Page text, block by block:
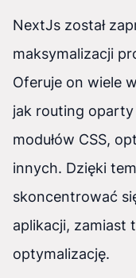
NextJs został
maksymalizacji
Oferuje on wiele
jak routing oparty
modułów CSS,
innych. Dzięki
skoncentrować
aplikacji, zamiast
optymalizację.